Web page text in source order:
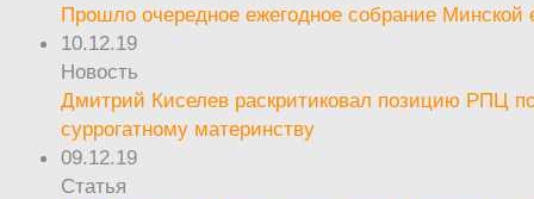
Прошло очередное ежегодное собрание
10.12.19
Новость
Дмитрий Киселев раскритиковал позицию РПЦ
суррогатному материнству
09.12.19
Статья